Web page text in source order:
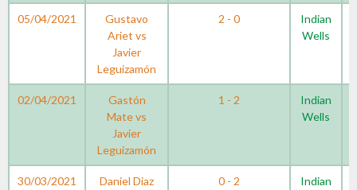
05/04/2021
Gustavo
Ariet vs
Javier
Leguizamón
2 - 0
Indian
Wells
02/04/2021
Gastón
Mate vs
Javier
Leguizamón
1 - 2
Indian
Wells
30/03/2021
Daniel Diaz
0 - 2
Indian